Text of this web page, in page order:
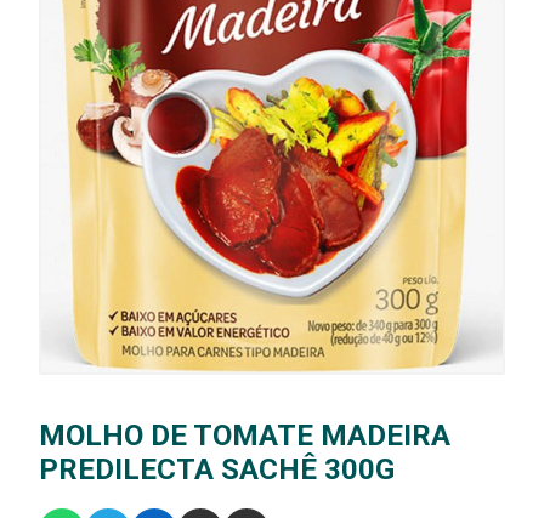
MOLHO DE TOMATE MADEIRA
PREDILECTA SACHÊ 300G